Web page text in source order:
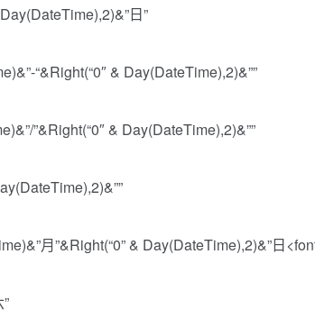
日”
“&Right(“0″ & Day(DateTime),2)&””
”&Right(“0″ & Day(DateTime),2)&””
月”&Right(“0” & Day(DateTime),2)&”日